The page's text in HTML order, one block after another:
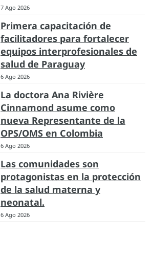
7 Ago 2026
Primera capacitación de
facilitadores para fortalecer
equipos interprofesionales de
salud de Paraguay
6 Ago 2026
La doctora Ana Rivière
Cinnamond asume como
nueva Representante de la
OPS/OMS en Colombia
6 Ago 2026
Las comunidades son
protagonistas en la protección
de la salud materna y
neonatal.
6 Ago 2026